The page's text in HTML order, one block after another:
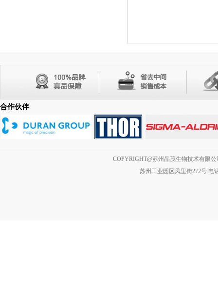
合作伙伴
COPYRIGHT@苏州晶茂生物技术有限
苏州工业园区凤里街272号 电